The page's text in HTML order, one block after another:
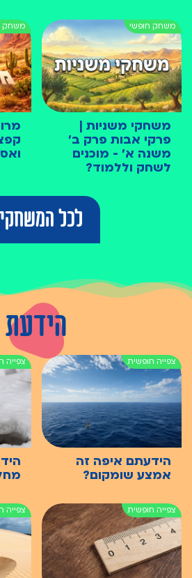
משחקי משניות |
פרקי אבות פרק ב׳
משנה א׳ - מוכנים
לשחק וללמוד?
לכל
הידעת
הידעתם איפה זה
אמצע שומקום?